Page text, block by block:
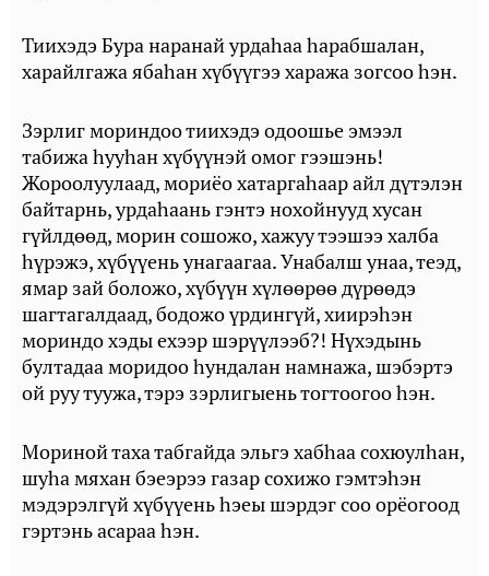
Тиихэдэ Бура наранай урдаһаа һарабшалан,
харайлгажа ябаһан хүбүүгээ хаража зогсоо һэн.
Зэрлиг мориндоо тиихэдэ одоошье эмээл
табижа һууһан хүбүүнэй омог гээшэнь!
Жороолуулаад, мориёо хатаргаһаар айл дүтэлэн
байтарнь, урдаһаань гэнтэ нохойнууд хусан
гүйлдөөд, морин сошожо, хажуу тээшээ халба
һүрэжэ, хүбүүень унагаагаа. Унабалш унаа, теэд,
ямар зай боложо, хүбүүн хүлөөрөө дүрөөдэ
шагтагалдаад, бодожо үрдингүй, хиирэһэн
мориндо хэды ехээр шэрүүлээб?! Нүхэдынь
бултадаа моридоо һундалан намнажа, шэбэртэ
ой руу туужа, тэрэ зэрлигыень тогтоогоо һэн.
Мориной таха табгайда эльгэ хабһаа сохюулһан,
шуһа мяхан бэеэрээ газар сохижо гэмтэһэн
мэдэрэлгүй хүбүүень һэеы шэрдэг соо орёогоод
гэртэнь асараа һэн.